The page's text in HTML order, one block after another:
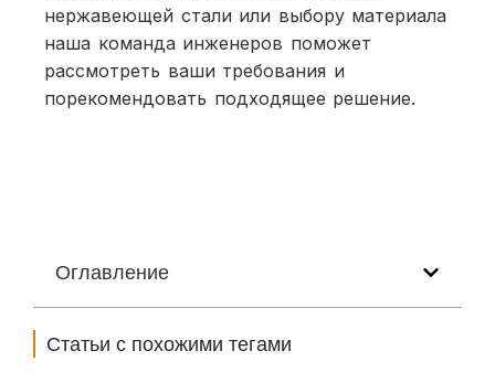
нержавеющей стали или выбору материала
наша команда инженеров поможет
рассмотреть ваши требования и
порекомендовать подходящее решение.
Оглавление
Статьи с похожими тегами